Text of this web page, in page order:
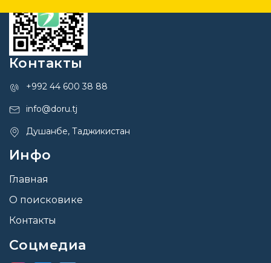
Контакты
+992 44 600 38 88
info@doru.tj
Душанбе, Таджикистан
Инфо
Главная
О поисковике
Контакты
Соцмедиа